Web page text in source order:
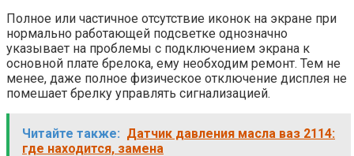
Полное или частичное отсутствие иконок на экране при
нормально работающей подсветке однозначно
указывает на проблемы с подключением экрана к
основной плате брелока, ему необходим ремонт. Тем не
менее, даже полное физическое отключение дисплея не
помешает брелку управлять сигнализацией.
Читайте также: Датчик давления масла ваз 2114:
где находится, замена